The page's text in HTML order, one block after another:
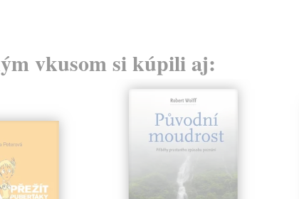
vkusom si kúpili aj: